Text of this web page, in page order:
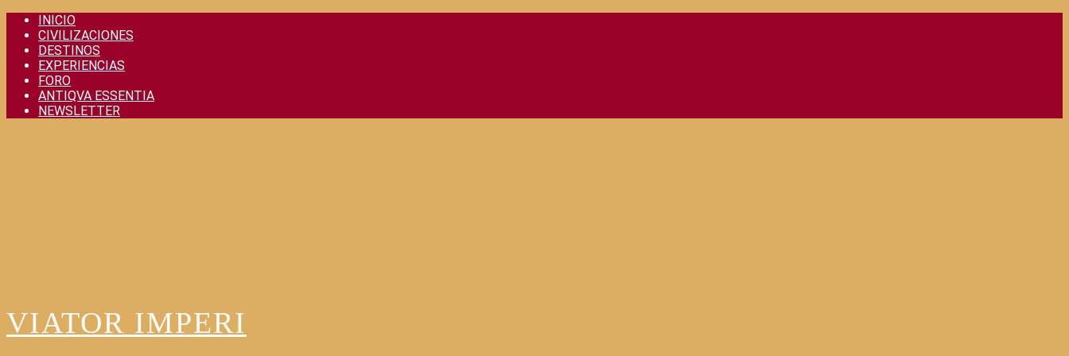
Skip
content
INICIO
CIVILIZACIONES
DESTINOS
EXPERIENCIAS
FORO
ANTIQVA ESSENTIA
NEWSLETTER
VIATOR IMPERI